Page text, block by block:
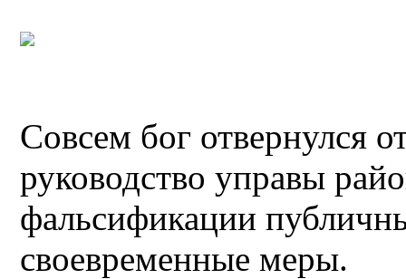
Совсем бог отвернулся
руководство управы
фальсификации
своевременные меры.